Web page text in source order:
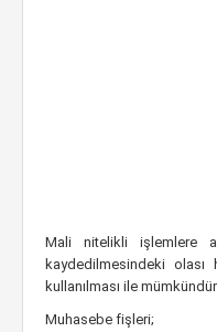
Mali nitelikli işlemlere
kaydedilmesindeki olası
kullanılması ile
Muhasebe fişleri;